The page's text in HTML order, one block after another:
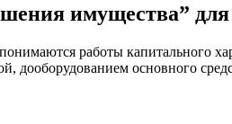
имущества”
работы капитального
дооборудованием основного